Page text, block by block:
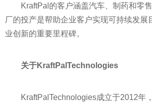
KraftPal的客户涵盖汽车、制药和零
厂的投产是帮助企业客户实现可持续发展
业创新的重要里程碑。
关于KraftPal Technologies
KraftPalTechnologies成立于2012年